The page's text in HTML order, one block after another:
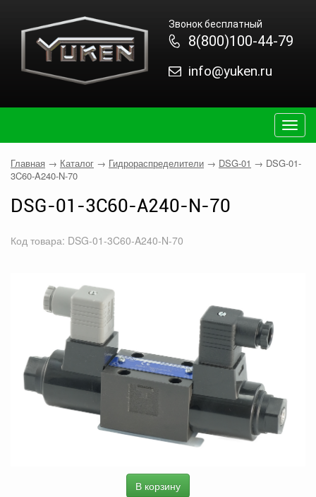
Звонок бесплатный
8(800)100-44-79
info@yuken.ru
Главная → Каталог → Гидрораспределители → DSG-01 → DSG-01-
3C60-A240-N-70
DSG-01-3C60-A240-N-70
Код товара: DSG-01-3C60-A240-N-70
В корзину